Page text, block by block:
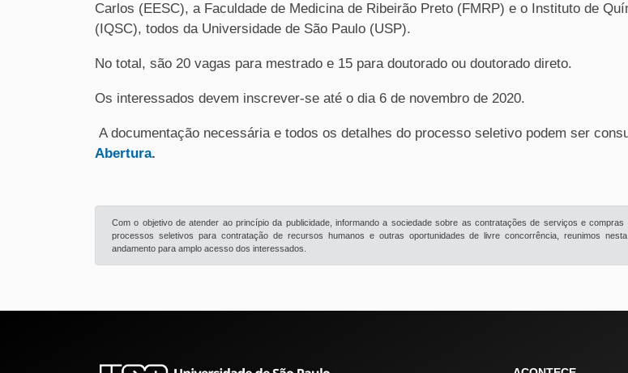
Carlos (EESC), a Faculdade de Medicina de Ribeirão Preto (FMRP) e o Instituto de
(IQSC), todos da Universidade de São Paulo (USP).
No total, são 20 vagas para mestrado e 15 para doutorado ou doutorado direto.
Os interessados devem inscrever-se até o dia 6 de novembro de 2020.
A documentação necessária e todos os detalhes do processo seletivo podem ser
Abertura.
Com o objetivo de atender ao princípio da publicidade, informando a sociedade sobre as contratações de serviços e
processos seletivos para contratação de recursos humanos e outras oportunidades de livre concorrência, reunimos
andamento para amplo acesso dos interessados.